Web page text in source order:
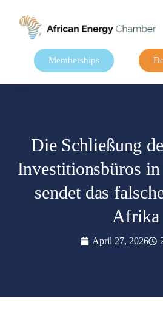
Memberships
Die Schließung
Investitionsbüros
sendet das
Afrika
April 27, 2026